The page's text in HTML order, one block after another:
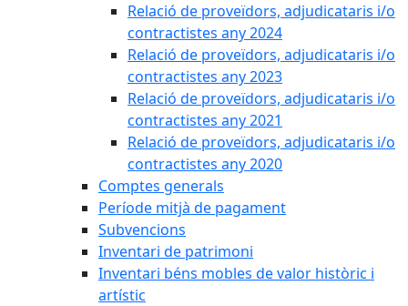
Relació de proveïdors, adjudicataris i/o
contractistes any 2024
Relació de proveïdors, adjudicataris i/o
contractistes any 2023
Relació de proveïdors, adjudicataris i/o
contractistes any 2021
Relació de proveïdors, adjudicataris i/o
contractistes any 2020
Comptes generals
Període mitjà de pagament
Subvencions
Inventari de patrimoni
Inventari béns mobles de valor històric i
artístic